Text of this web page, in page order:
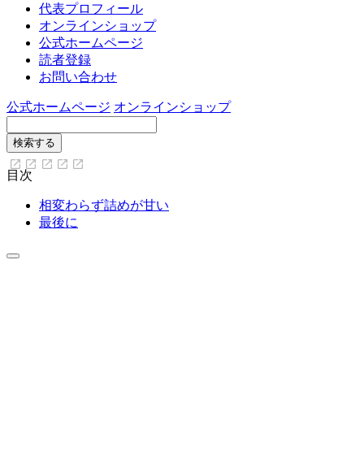
代表プロフィール
オンラインショップ
公式ホームページ
読者登録
お問い合わせ
公式ホームページ オンラインショップ
目次
相変わらず詰めが甘い
最後に